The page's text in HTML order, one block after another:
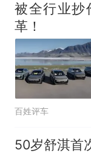
被全行业抄
革！
百姓评车
50岁舒淇首